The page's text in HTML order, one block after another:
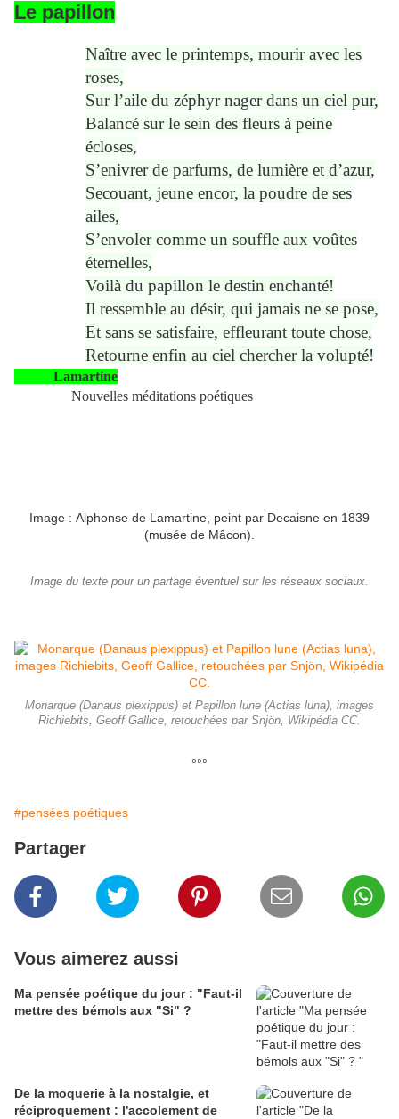
Le papillon
Naître avec le printemps, mourir avec les
roses,
Sur l’aile du zéphyr nager dans un ciel pur,
Balancé sur le sein des fleurs à peine
écloses,
S’enivrer de parfums, de lumière et d’azur,
Secouant, jeune encor, la poudre de ses
ailes,
S’envoler comme un souffle aux voûtes
éternelles,
Voilà du papillon le destin enchanté!
Il ressemble au désir, qui jamais ne se pose,
Et sans se satisfaire, effleurant toute chose,
Retourne enfin au ciel chercher la volupté!
Lamartine
Nouvelles méditations poétiques
Image : Alphonse de Lamartine, peint par Decaisne en 1839
(musée de Mâcon).
Image du texte pour un partage éventuel sur les réseaux sociaux.
Monarque (Danaus plexippus) et Papillon lune (Actias luna), images
Richiebits, Geoff Gallice, retouchées par Snjön, Wikipédia CC.
°°°
#pensées poétiques
Partager
Vous aimerez aussi
Ma pensée poétique du jour : "Faut-il
mettre des bémols aux "Si" ?
De la moquerie à la nostalgie, et
réciproquement : l'accolement de